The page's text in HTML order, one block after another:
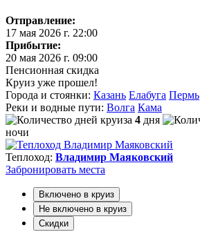
Отправление:
17 мая 2026 г. 22:00
Прибытие:
20 мая 2026 г. 09:00
Пенсионная скидка
Круиз уже прошел!
Города и стоянки: Казань Елабуга Пермь
Реки и водные пути: Волга Кама
4 дня
ночи
Теплоход: Владимир Маяковский
Забронировать места
Включено в круиз
Не включено в круиз
Скидки